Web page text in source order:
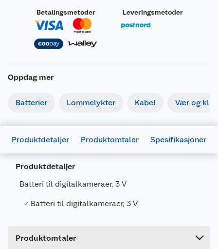
Betalingsmetoder Leveringsmetoder
Oppdag mer
Batterier Lommelykter Kabel Vær og
Produktdetaljer Produktomtaler Spesifikasjoner
Produktdetaljer
Batteri til digitalkameraer, 3 V
Batteri til digitalkameraer, 3 V
Produktomtaler
Artikkelnummer
Lengde